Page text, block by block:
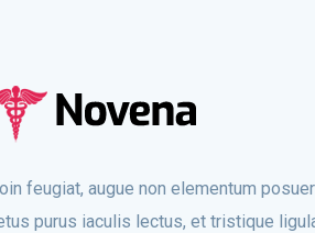
feugiat, augue non elementum
purus iaculis lectus, et tristique